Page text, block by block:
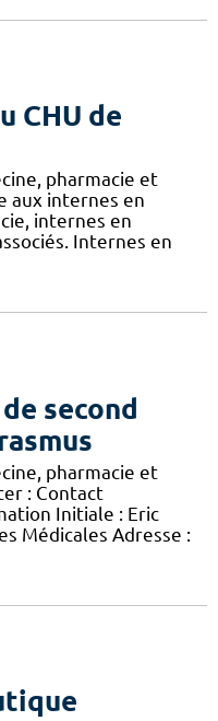
CHU de
pharmacie et
aux internes en
internes en
Internes en
second
pharmacie et
: Contact
Initiale : Eric
Médicales Adresse :